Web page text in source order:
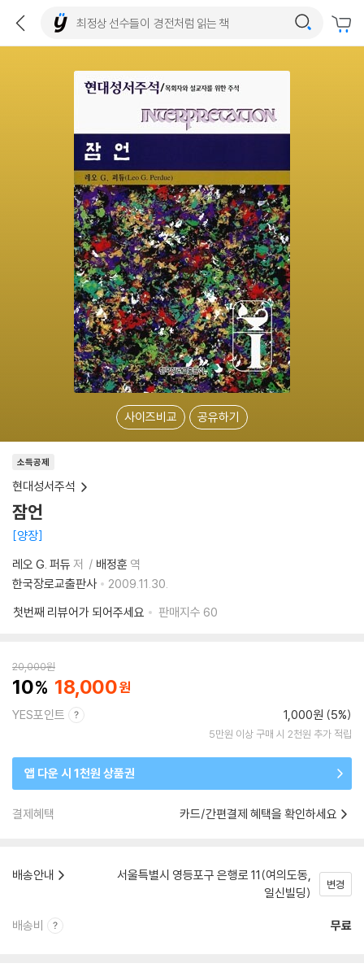
사이즈비교 공유하기
소득공제
현대성서주석
잠언
양장
레오 G. 퍼듀 저 배정훈 역
한국장로교출판사
2009.11.30.
첫번째 리뷰어가 되어주세요
판매지수 60
20,000원
10 18,000
YES포인트 1,000원 (5%)
5만원 이상 구매 시 2천원 추가 적립
앱 다운 시 1천원 상품권
결제혜택 카드/간편결제 혜택을 확인하세요
배송안내
서울특별시 영등포구 은행로 11(여의도동,
일신빌딩)
변경
배송비 무료